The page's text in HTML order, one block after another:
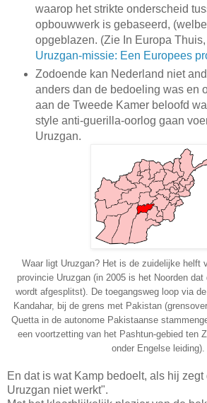
waarop het strikte onderscheid
opbouwwerk is gebaseerd,
opgeblazen. (Zie In Europa
Uruzgan-missie: Een Europees
Zodoende kan Nederland niet
anders dan de bedoeling was en
aan de Tweede Kamer beloofd
style anti-guerilla-oorlog gaan
Uruzgan.
Waar ligt Uruzgan? Het is de zuidelijke helft
provincie Uruzgan (in 2005 is het Noorden dat
wordt afgesplitst). De toegangsweg loop via
Kandahar, bij de grens met Pakistan
Quetta in de autonome Pakistaanse
een voortzetting van het Pashtun-gebied ten
onder Engelse leiding).
En dat is wat Kamp bedoelt, als hij zegt
Uruzgan niet werkt".